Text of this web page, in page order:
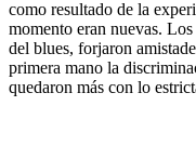
como resultado de la
momento eran nuevas.
del blues, forjaron
primera mano la
quedaron más con lo